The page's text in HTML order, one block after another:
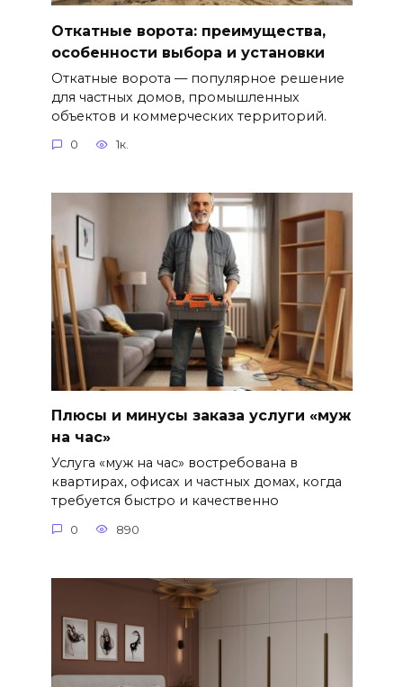
Откатные ворота: преимущества,
особенности выбора и установки
Откатные ворота — популярное решение
для частных домов, промышленных
объектов и коммерческих территорий.
0 1к.
Плюсы и минусы заказа услуги «муж
на час»
Услуга «муж на час» востребована в
квартирах, офисах и частных домах, когда
требуется быстро и качественно
0 890